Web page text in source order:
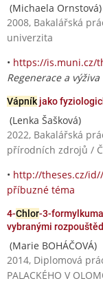
(Michaela Ornstová)
2008, Bakalářská
univerzita
• https://is.muni.cz/
Regenerace a
Vápník jako
(Lenka Šašková)
2022, Bakalářská
přírodních zdrojů /
• http://theses.cz/
příbuzné téma
4-Chlor-3-
vybranými
(Marie BOHÁČOVÁ)
2014, Diplomová
PALACKÉHO V